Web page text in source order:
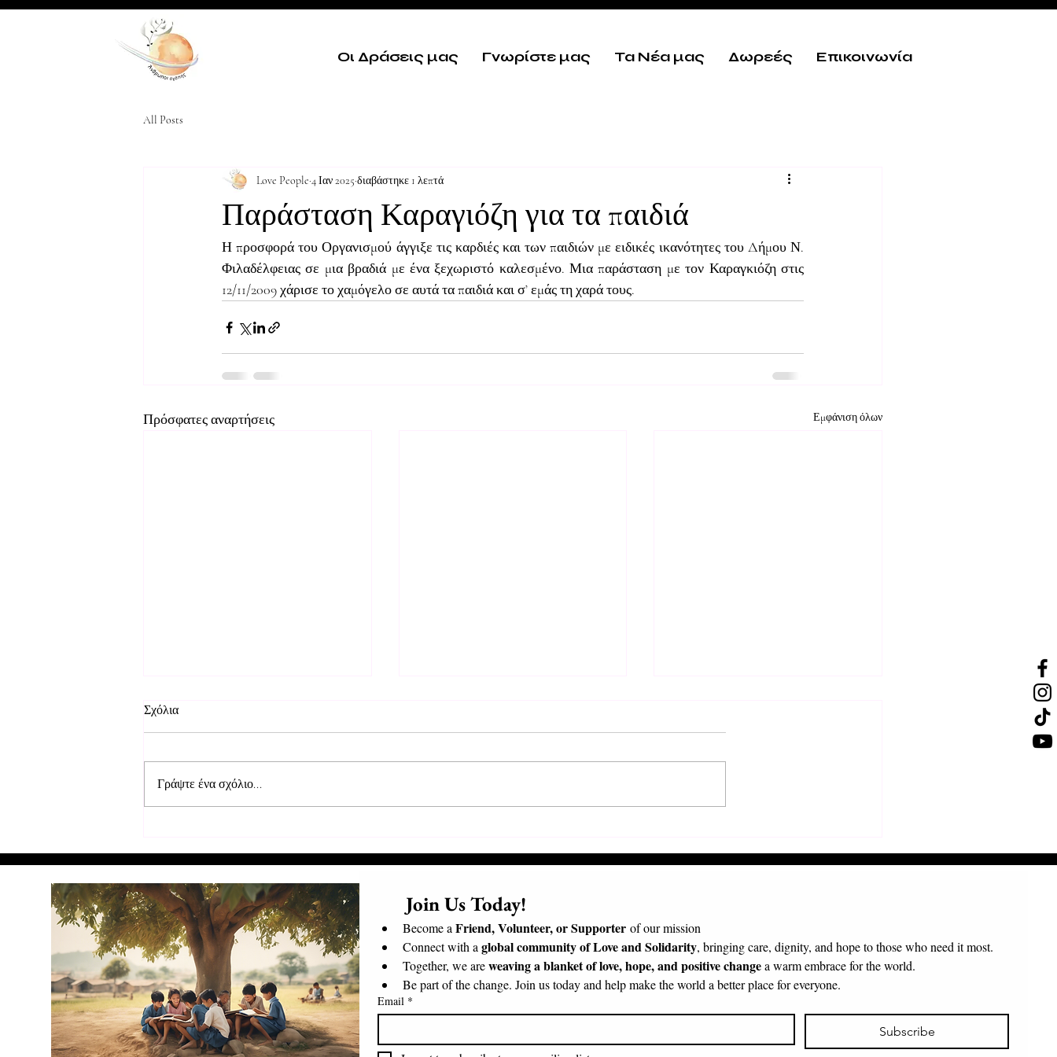
Οι Δράσεις μας Γνωρίστε μας Τα Νέα μας Δωρεές Επικοινωνία
All Posts
Παράσταση Καραγιόζη για τα παιδιά
Love People 4 Ιαν 2025 διαβάστηκε 1 λεπτά
Η προσφορά του Οργανισμού άγγιξε τις καρδιές και των παιδιών με ειδικές ικανότητες του Δήμου Ν.
Φιλαδέλφειας σε μια βραδιά με ένα ξεχωριστό καλεσμένο. Μια παράσταση με τον Καραγκιόζη στις
12/11/2009 χάρισε το χαμόγελο σε αυτά τα παιδιά και σ’ εμάς τη χαρά τους.
Πρόσφατες αναρτήσεις Εμφάνιση όλων
Μαδαγασκάρης
Σχόλια
Γράψτε ένα σχόλιο...
      Join Us Today!​
Become a Friend, Volunteer, or Supporter of our mission
Connect with a global community of Love and Solidarity, bringing care, dignity, and hope to those who need it most.
Together, we are weaving a blanket of love, hope, and positive change a warm embrace for the world.
Be part of the change. Join us today and help make the world a better place for everyone.
Email *
Subscribe